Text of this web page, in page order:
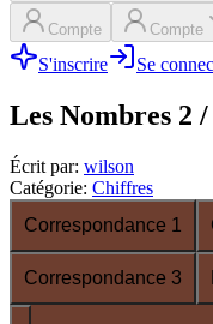
Compte Compte
S'inscrire Se
Les Nombres 2
Écrit par: wilson
Catégorie: Chiffres
Correspondance 1
Correspondance 3